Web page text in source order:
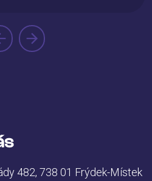
482, 738 01 Frýdek-Místek